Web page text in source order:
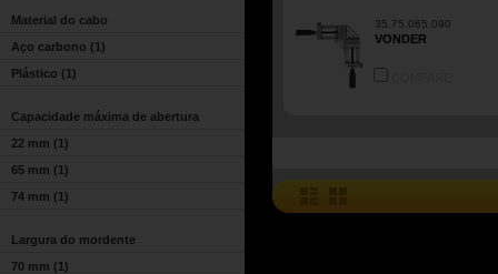
Material do cabo
Aço carbono (1)
Plástico (1)
Capacidade máxima de abertura
22 mm (1)
65 mm (1)
74 mm (1)
Largura do mordente
70 mm (1)
35.75.065.090
VONDER